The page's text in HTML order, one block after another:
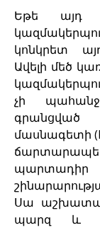
Եթե այդ
կոնկրետ
Ավելի մեծ
չի
մասնագետի
Սա
պարզ և